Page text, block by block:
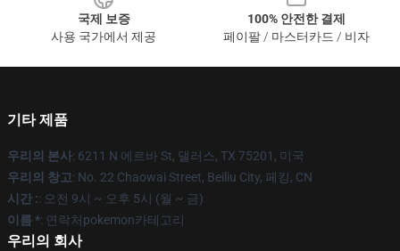
국제 보증
사용 국가에서 제공
100% 안전한 결제
페이팔 / 마스터카드 / 비자
기타 제품
우리의 본사: 6211 N 에르바 St, 댈러스, TX 75201, 미국
우리의 창고: No. 22 Chaowai Street, Beiliu City, 페킹, CN
시간 :: 오전 9시 ~ 오후 5시 (월 ~ 금)
이름 *: 연락처pokemon카테고리
우리의 회사